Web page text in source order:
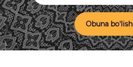
Obuna bo'lish